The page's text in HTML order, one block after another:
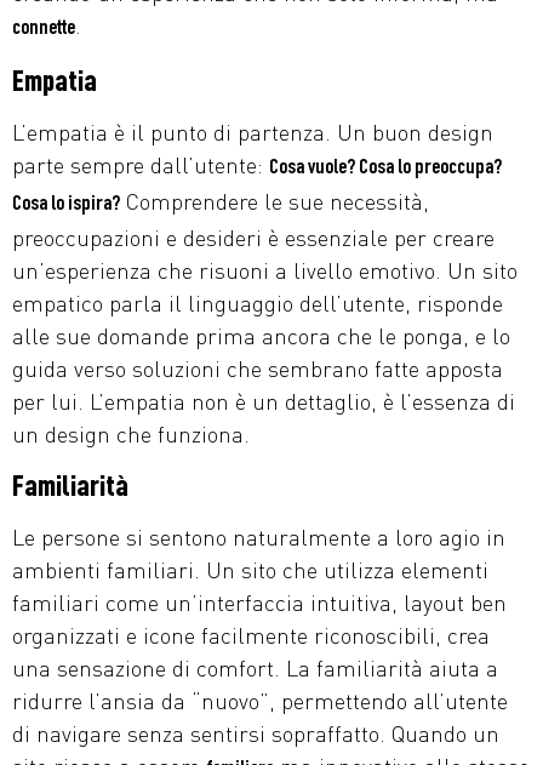
connette
Empatia
L’empatia è il punto di partenza. Un buon design
parte sempre dall’utente: Cosa vuole? Cosa lo preoccupa?
Cosa lo ispira? Comprendere le sue necessità,
preoccupazioni e desideri è essenziale per creare
un’esperienza che risuoni a livello emotivo. Un sito
empatico parla il linguaggio dell’utente, risponde
alle sue domande prima ancora che le ponga, e lo
guida verso soluzioni che sembrano fatte apposta
per lui. L’empatia non è un dettaglio, è l’essenza di
un design che funziona.
Familiarità
Le persone si sentono naturalmente a loro agio in
ambienti familiari. Un sito che utilizza elementi
familiari come un’interfaccia intuitiva, layout ben
organizzati e icone facilmente riconoscibili, crea
una sensazione di comfort. La familiarità aiuta a
ridurre l’ansia da “nuovo”, permettendo all’utente
di navigare senza sentirsi sopraffatto. Quando un